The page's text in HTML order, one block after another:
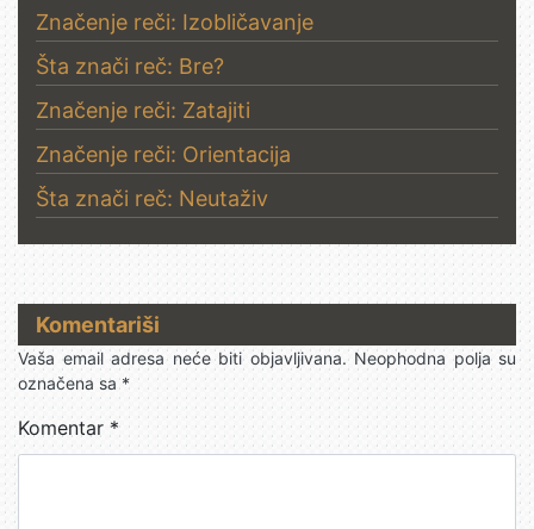
Značenje reči: Izobličavanje
Šta znači reč: Bre?
Značenje reči: Zatajiti
Značenje reči: Orientacija
Šta znači reč: Neutaživ
Komentariši
Vaša email adresa neće biti objavljivana. Neophodna polja su
označena sa*
Komentar *